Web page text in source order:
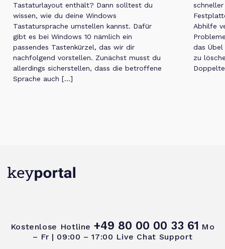
Tastaturlayout enthält? Dann solltest du
wissen, wie du deine Windows
Tastatursprache umstellen kannst. Dafür
gibt es bei Windows 10 nämlich ein
passendes Tastenkürzel, das wir dir
nachfolgend vorstellen. Zunächst musst du
allerdings sicherstellen, dass die betroffene
Sprache auch […]
Abhilfe
das
zu
Kostenlose Hotline +49 80 00 00 33 61 Mo
– Fr | 09:00 – 17:00 Live Chat Support